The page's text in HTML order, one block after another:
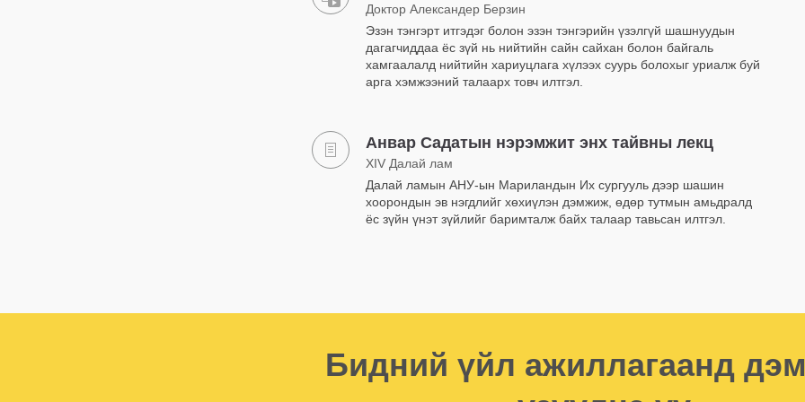
Доктор Александер Берзин
Эзэн тэнгэрт итгэдэг болон эзэн тэнгэрийн үзэлгүй шашнуудын
дагагчиддаа ёс зүй нь нийтийн сайн сайхан болон байгаль
хамгаалалд нийтийн хариуцлага хүлээх суурь болохыг уриалж буй
арга хэмжээний талаарх товч илтгэл.
Анвар Садатын нэрэмжит энх тайвны лекц
XIV Далай лам
Далай ламын АНУ-ын Мариландын Их сургууль дээр шашин
хоорондын эв нэгдлийг хөхиүлэн дэмжиж, өдөр тутмын амьдралд
ёс зүйн үнэт зүйлийг баримталж байх талаар тавьсан илтгэл.
Бидний үйл ажиллагаанд